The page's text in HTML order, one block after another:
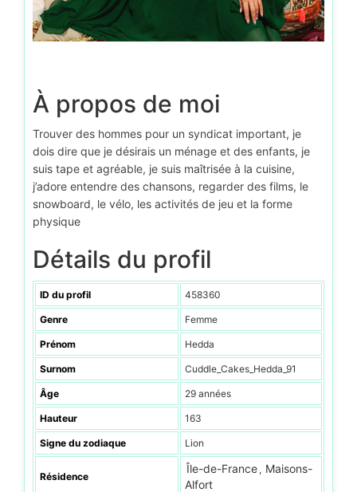
À propos de moi
Trouver des hommes pour un syndicat important, je
dois dire que je désirais un ménage et des enfants, je
suis tape et agréable, je suis maîtrisée à la cuisine,
j’adore entendre des chansons, regarder des films, le
snowboard, le vélo, les activités de jeu et la forme
physique
Détails du profil
ID du profil 458360
Genre Femme
Prénom Hedda
Surnom Cuddle_Cakes_Hedda_91
Âge 29 années
Hauteur 163
Signe du zodiaque Lion
Résidence
Île-de-France , Maisons-
Alfort